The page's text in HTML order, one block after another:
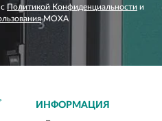
Политикой Конфиденциальности и
MOXA
ИНФОРМАЦИЯ